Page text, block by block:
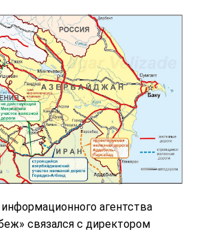
агентства
связался с директором